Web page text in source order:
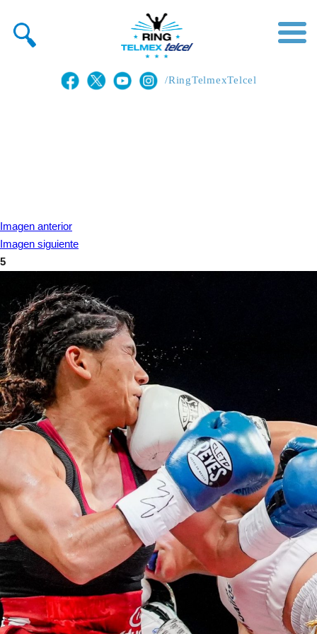
/RingTelmexTelcel
Imagen anterior
Imagen siguiente
5